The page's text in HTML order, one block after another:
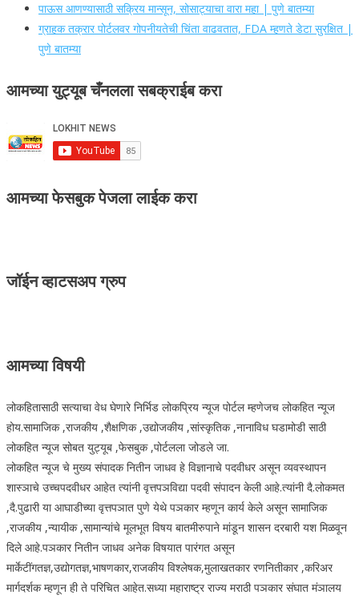
पाऊस आणण्यासाठी सक्रिय मान्सून, सोसाट्याचा वारा महा | पुणे बातम्या
ग्राहक तक्रार पोर्टलवर गोपनीयतेची चिंता वाढवतात, FDA म्हणते डेटा सुरक्षित |
पुणे बातम्या
आमच्या युट्यूब चँनलला सबक्राईब करा
आमच्या फेसबुक पेजला लाईक करा
जॉईन व्हाटसअप ग्रुप
आमच्या विषयी
लोकहितासाठी सत्याचा वेध घेणारे निर्भिड लोकप्रिय न्यूज पोर्टल म्हणेजच लोकहित न्यूज
होय.सामाजिक ,राजकीय ,शैक्षणिक ,उद्योजकीय ,सांस्कृतिक ,नानाविध घडामोडी साठी
लोकहित न्यूज सोबत युट्यूब ,फेसबुक ,पोर्टलला जोडले जा.
लोकहित न्यूज चे मुख्य संपादक नितीन जाधव हे विज्ञानाचे पदवीधर असून व्यवस्थापन
शास्ञाचे उच्चपदवीधर आहेत त्यांनी वृत्तपञविद्या पदवी संपादन केली आहे.त्यांनी दै.लोकमत
,दै.पुढारी या आघाडीच्या वृत्तपञात पुणे येथे पञकार म्हणून कार्य केले असून सामाजिक
,राजकीय ,न्यायीक ,सामान्यांचे मूलभूत विषय बातमीरुपाने मांडून शासन दरबारी यश मिळवून
दिले आहे.पञकार नितीन जाधव अनेक विषयात पारंगत असून
मार्केटींगतज्ञ,उद्योगतज्ञ,भाषणकार,राजकीय विश्लेषक,मुलाखतकार रणनितीकार ,करिअर
मार्गदर्शक म्हणून ही ते परिचित आहेत.सध्या महाराष्ट्र राज्य मराठी पञकार संघात मंञालय